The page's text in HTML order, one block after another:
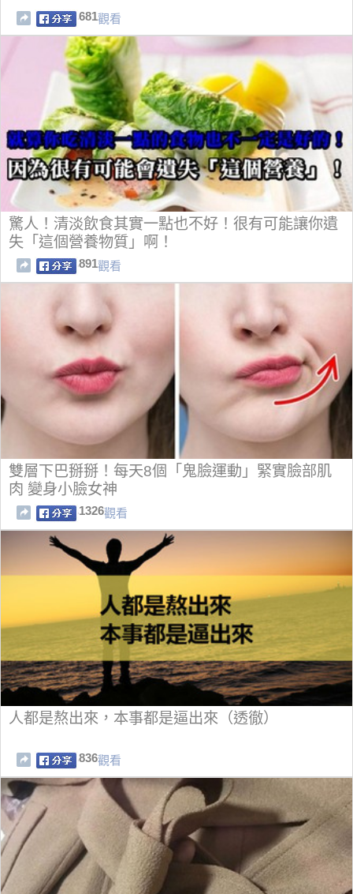
681觀看
驚人！清淡飲食其實一點也不好！很有可能讓你遺
失「這個營養物質」啊！
891觀看
雙層下巴掰掰！每天8個「鬼臉運動」緊實臉部肌
肉 變身小臉女神
1326觀看
人都是熬出來，本事都是逼出來（透徹）
836觀看